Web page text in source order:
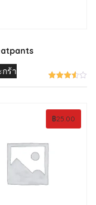
ร้า
฿25.00